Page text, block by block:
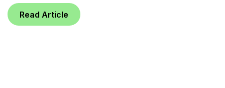
Read Article